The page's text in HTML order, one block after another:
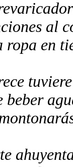
al
ropa en
beber